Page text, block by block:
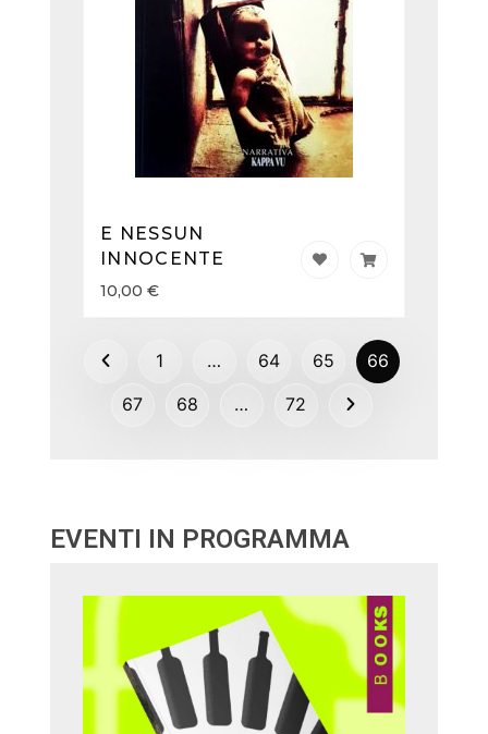
E NESSUN
INNOCENTE
10,00 €
1 … 64 65
66
67
68 … 72
EVENTI IN PROGRAMMA